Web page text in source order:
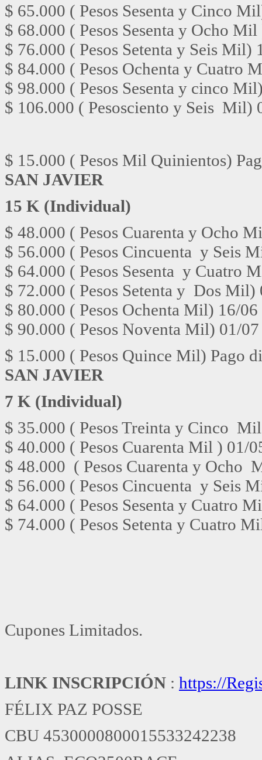
$ 65.000 ( Pesos Sesenta y Cinco
$ 68.000 ( Pesos Sesenta y Ocho
$ 76.000 ( Pesos Setenta y Seis Mil)
$ 84.000 ( Pesos Ochenta y Cuatro
$ 98.000 ( Pesos Sesenta y cinco
$ 106.000 ( Pesosciento y Seis Mil)
$ 15.000 ( Pesos Mil Quinientos)
SAN JAVIER
15 K (Individual)
$ 48.000 ( Pesos Cuarenta y Ocho
$ 56.000 ( Pesos Cincuenta y Seis
$ 64.000 ( Pesos Sesenta y Cuatro
$ 72.000 ( Pesos Setenta y Dos Mil)
$ 80.000 ( Pesos Ochenta Mil) 16/
$ 90.000 ( Pesos Noventa Mil) 01/
$ 15.000 ( Pesos Quince Mil) Pago
SAN JAVIER
7 K (Individual)
$ 35.000 ( Pesos Treinta y Cinco
$ 40.000 ( Pesos Cuarenta Mil ) 01/
$ 48.000 ( Pesos Cuarenta y Ocho
$ 56.000 ( Pesos Cincuenta y Seis
$ 64.000 ( Pesos Sesenta y Cuatro
$ 74.000 ( Pesos Setenta y Cuatro
Cupones Limitados.
LINK INSCRIPCIÓN : https://
FÉLIX PAZ POSSE
CBU 4530000800015533242238